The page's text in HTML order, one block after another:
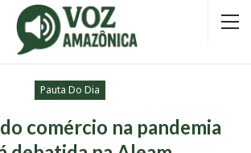
Pauta Do Dia
comércio na pandemia